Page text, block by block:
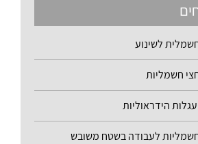
לשינוע
חשמליות
הידראוליות
לעבודה בשטח משובש